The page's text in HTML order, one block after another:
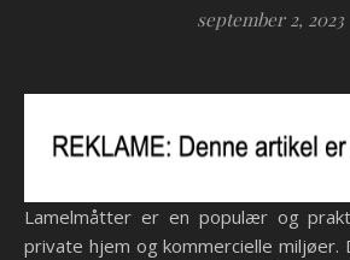
september 2, 2023
Lamelmåtter er en populær og praktisk løsning til både
private hjem og kommercielle miljøer.